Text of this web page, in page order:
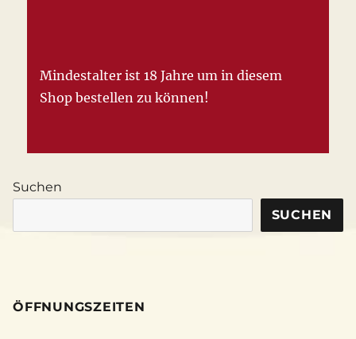
Mindestalter ist 18 Jahre um in diesem
Shop bestellen zu können!
Suchen
SUCHEN
ÖFFNUNGSZEITEN